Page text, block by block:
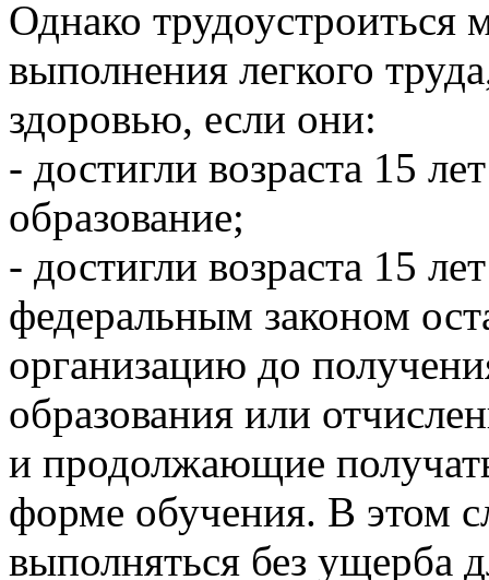
Однако трудоустроиться
выполнения легкого
здоровью, если они:
- достигли возраста 15
образование;
- достигли возраста 15
федеральным законом
организацию до
образования или
и продолжающие
форме обучения. В этом
выполняться без ущерба